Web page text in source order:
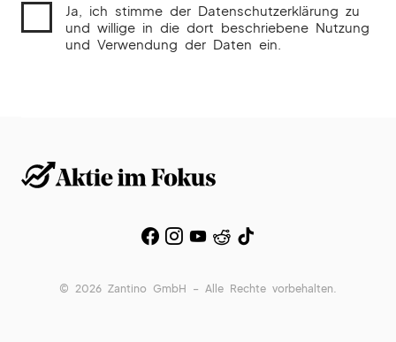
Ja, ich stimme der Datenschutzerklärung zu
und willige in die dort beschriebene Nutzung
und Verwendung der Daten ein.
© 2026 Zantino GmbH – Alle Rechte vorbehalten.